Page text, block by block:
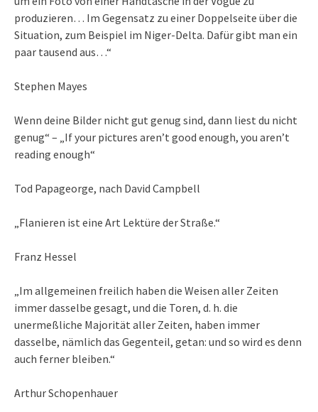
produzieren… Im Gegensatz zu einer Doppelseite über die
Situation, zum Beispiel im Niger-Delta. Dafür gibt man ein
paar tausend aus…“
Stephen Mayes
Wenn deine Bilder nicht gut genug sind, dann liest du nicht
genug“ – „If your pictures aren’t good enough, you aren’t
reading enough“
Tod Papageorge, nach David Campbell
„Flanieren ist eine Art Lektüre der Straße.“
Franz Hessel
„Im allgemeinen freilich haben die Weisen aller Zeiten
immer dasselbe gesagt, und die Toren, d. h. die
unermeßliche Majorität aller Zeiten, haben immer
dasselbe, nämlich das Gegenteil, getan: und so wird es denn
auch ferner bleiben.“
Arthur Schopenhauer